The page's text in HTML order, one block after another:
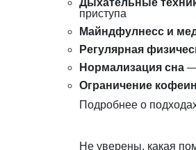
Дыхательные
приступа
Майндфулнесс и
Регулярная
Нормализация сна —
Ограничение
Подробнее о
Не уверены, какая